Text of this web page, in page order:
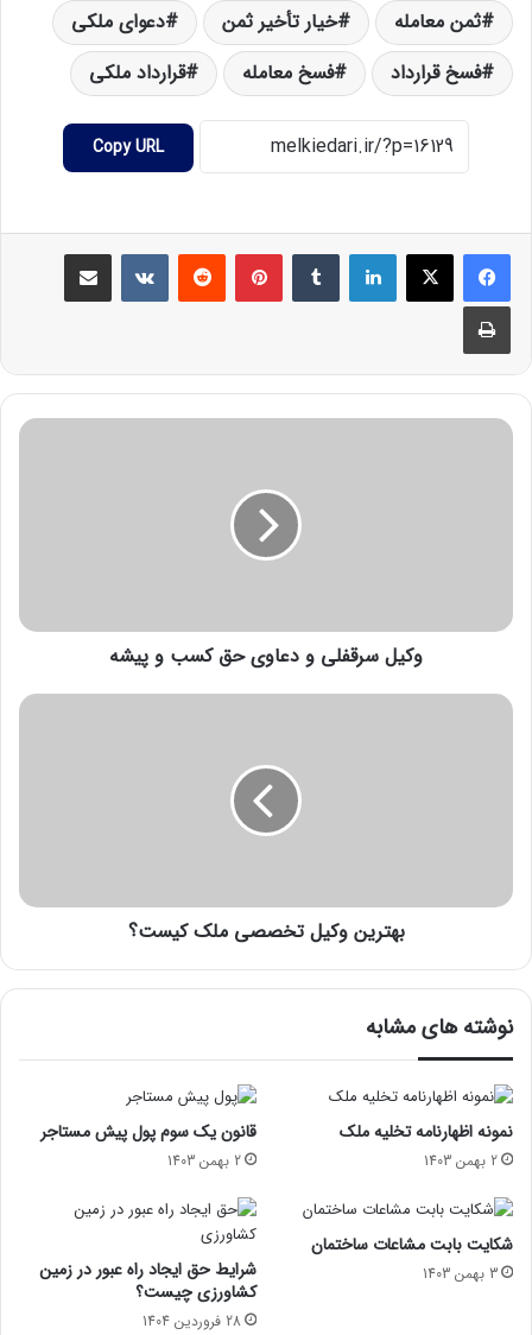
ثمن معامله خیار تأخیر ثمن
دعوای ملکی
فسخ قرارداد
فسخ معامله قرارداد ملکی
Copy URL
وکیل سرقفلی و دعاوی حق کسب و پیشه
بهترین وکیل تخصصی ملک کیست؟
نوشته های مشابه
نمونه اظهارنامه تخلیه ملک
2 بهمن 1403
قانون یک سوم پول پیش مستاجر
2 بهمن 1403
شکایت بابت مشاعات ساختمان
3 بهمن 1403
شرایط حق ایجاد راه عبور در زمین
کشاورزی چیست؟
28 فروردین 1404